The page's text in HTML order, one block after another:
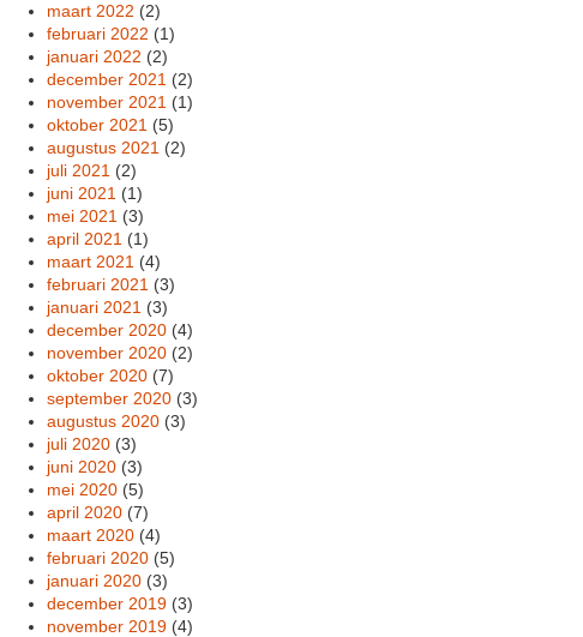
maart 2022 (2)
februari 2022 (1)
januari 2022 (2)
december 2021 (2)
november 2021 (1)
oktober 2021 (5)
augustus 2021 (2)
juli 2021 (2)
juni 2021 (1)
mei 2021 (3)
april 2021 (1)
maart 2021 (4)
februari 2021 (3)
januari 2021 (3)
december 2020 (4)
november 2020 (2)
oktober 2020 (7)
september 2020 (3)
augustus 2020 (3)
juli 2020 (3)
juni 2020 (3)
mei 2020 (5)
april 2020 (7)
maart 2020 (4)
februari 2020 (5)
januari 2020 (3)
december 2019 (3)
november 2019 (4)